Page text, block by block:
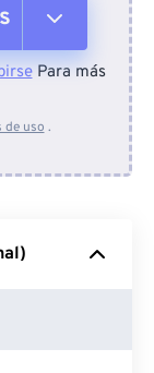
Para más
de uso .